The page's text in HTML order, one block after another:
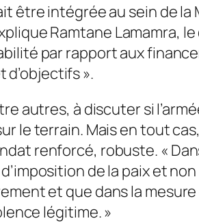
être intégrée au sein de la
Ramtane Lamamra,
par rapport aux
d’objectifs».
autres, à discuter si
le terrain. Mais en tout
renforcé, robuste. «
de la paix et
et que dans la
légitime. »